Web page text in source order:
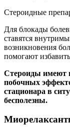
Стероидные
Для блокады
ставятся
возникновения
помогают
Стероиды имеют
побочных
стационара в
бесполезны.